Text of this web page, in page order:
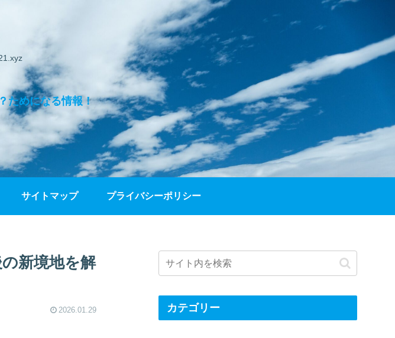
ためになる情報！
サイトマップ プライバシーポリシー
新境地を解
2026.01.29 カテゴリー